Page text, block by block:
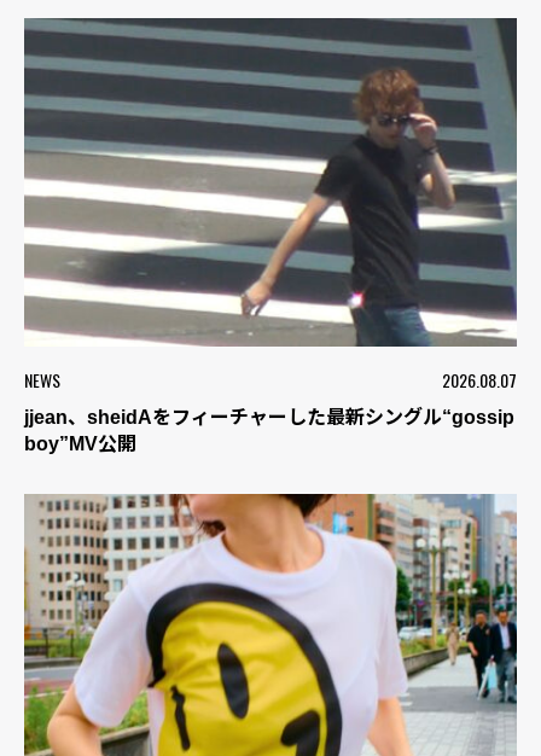
NEWS 2026.08.07
jjean、sheidAをフィーチャーした最新シングル“gossip
boy”MV公開